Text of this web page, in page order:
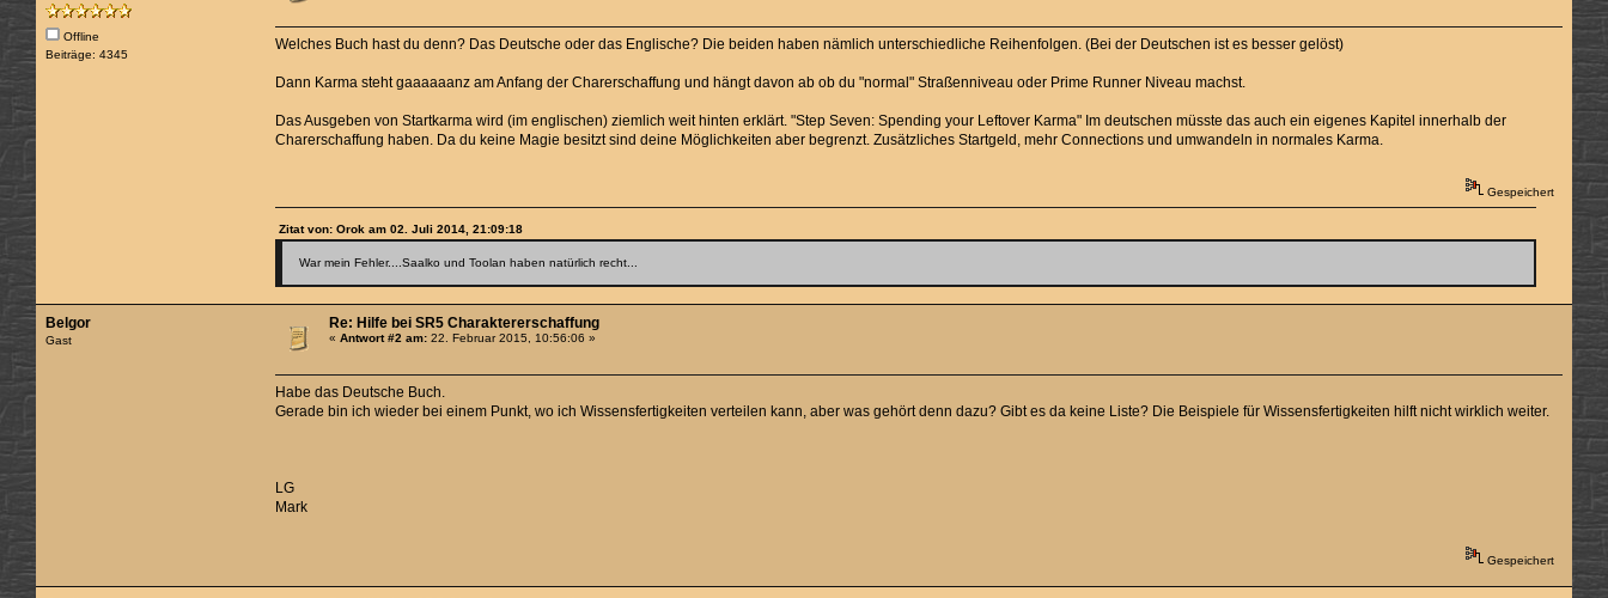
Offline
Beiträge: 4345
Welches Buch hast du denn? Das Deutsche oder das Englische? Die beiden haben nämlich unterschiedliche Reihenfolgen. (Bei der Deutschen ist es besser gelöst)
Dann Karma steht gaaaaaanz am Anfang der Charerschaffung und hängt davon ab ob du "normal" Straßenniveau oder Prime Runner Niveau machst.
Das Ausgeben von Startkarma wird (im englischen) ziemlich weit hinten erklärt. "Step Seven: Spending your Leftover Karma" Im deutschen müsste das auch ein eigenes Kapitel innerhalb der
Charerschaffung haben. Da du keine Magie besitzt sind deine Möglichkeiten aber begrenzt. Zusätzliches Startgeld, mehr Connections und umwandeln in normales Karma.
Gespeichert
Zitat von: Orok am 02. Juli 2014, 21:09:18
War mein Fehler....Saalko und Toolan haben natürlich recht...
Belgor
Gast
Re: Hilfe bei SR5 Charaktererschaffung
«Antwort #2 am: 22. Februar 2015, 10:56:06 »
Habe das Deutsche Buch.
Gerade bin ich wieder bei einem Punkt, wo ich Wissensfertigkeiten verteilen kann, aber was gehört denn dazu? Gibt es da keine Liste? Die Beispiele für Wissensfertigkeiten hilft nicht wirklich weiter.
LG
Mark
Gespeichert